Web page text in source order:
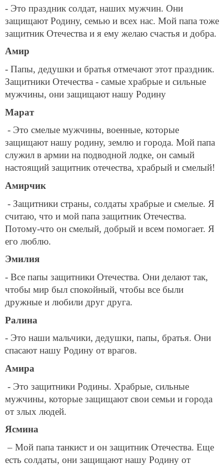
- Это праздник солдат, наших мужчин. Они
защищают Родину, семью и всех нас. Мой папа тоже
защитник Отечества и я ему желаю счастья и добра.
Амир
- Папы, дедушки и братья отмечают этот праздник.
Защитники Отечества - самые храбрые и сильные
мужчины, они защищают нашу Родину
Марат
- Это смелые мужчины, военные, которые
защищают нашу родину, землю и города. Мой папа
служил в армии на подводной лодке, он самый
настоящий защитник отечества, храбрый и смелый!
Амирчик
- Защитники страны, солдаты храбрые и смелые. Я
считаю, что и мой папа защитник Отечества.
Потому-что он смелый, добрый и всем помогает. Я
его люблю.
Эмилия
- Все папы защитники Отечества. Они делают так,
чтобы мир был спокойный, чтобы все были
дружные и любили друг друга.
Ралина
- Это наши мальчики, дедушки, папы, братья. Они
спасают нашу Родину от врагов.
Амира
- Это защитники Родины. Храбрые, сильные
мужчины, которые защищают свои семьи и города
от злых людей.
Ясмина
– Мой папа танкист и он защитник Отечества. Еще
есть солдаты, они защищают нашу Родину от